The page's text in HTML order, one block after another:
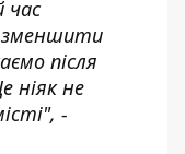
час
зменшити
після
ніяк не
-